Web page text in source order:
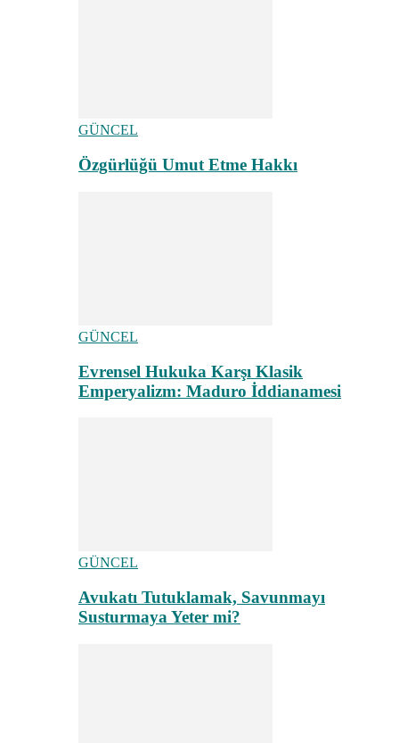
GÜNCEL
Özgürlüğü Umut Etme Hakkı
GÜNCEL
Evrensel Hukuka Karşı Klasik
Emperyalizm: Maduro İddianamesi
GÜNCEL
Avukatı Tutuklamak, Savunmayı
Susturmaya Yeter mi?